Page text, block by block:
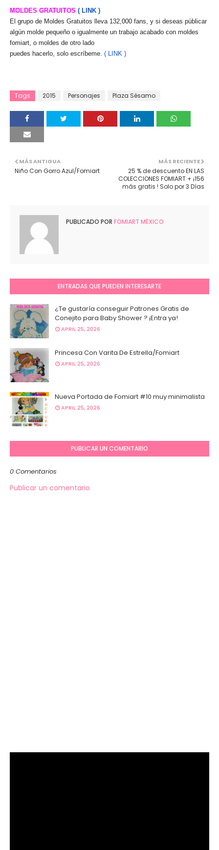
MOLDES GRATUITOS ( LINK )
El grupo de Moldes Gratuitos lleva 132,000 fans, y si deseas públicar
algún molde pequeño o igualmente un trabajo acabado con moldes
fomiart, o moldes de otro lado
puedes hacerlo, solo escríbeme. ( LINK )
Tags 2015 Personajes Plaza Sésamo
MÁS RECIENTE
25 % de descuento EN LAS
COLECCIONES FOMIART + ¡156
más gratis ! Solo por 3 Días
MÁS ANTIGUA
Niño Con Gorro Azul/Fomiart
PUBLICADO POR FOMIART MÉXICO
ENTRADAS QUE PUEDEN INTERESARTE
¿Te gustaría conseguir Patrones Gratis de
Conejito para Baby Shower ? ¡Entra ya!
APRIL 25, 2026
Princesa Con Varita De Estrella/Fomiart
APRIL 25, 2026
Nueva Portada de Fomiart #10 muy minimalista
APRIL 25, 2026
PUBLICAR UN COMENTARIO
0 Comentarios
Publicar un comentario